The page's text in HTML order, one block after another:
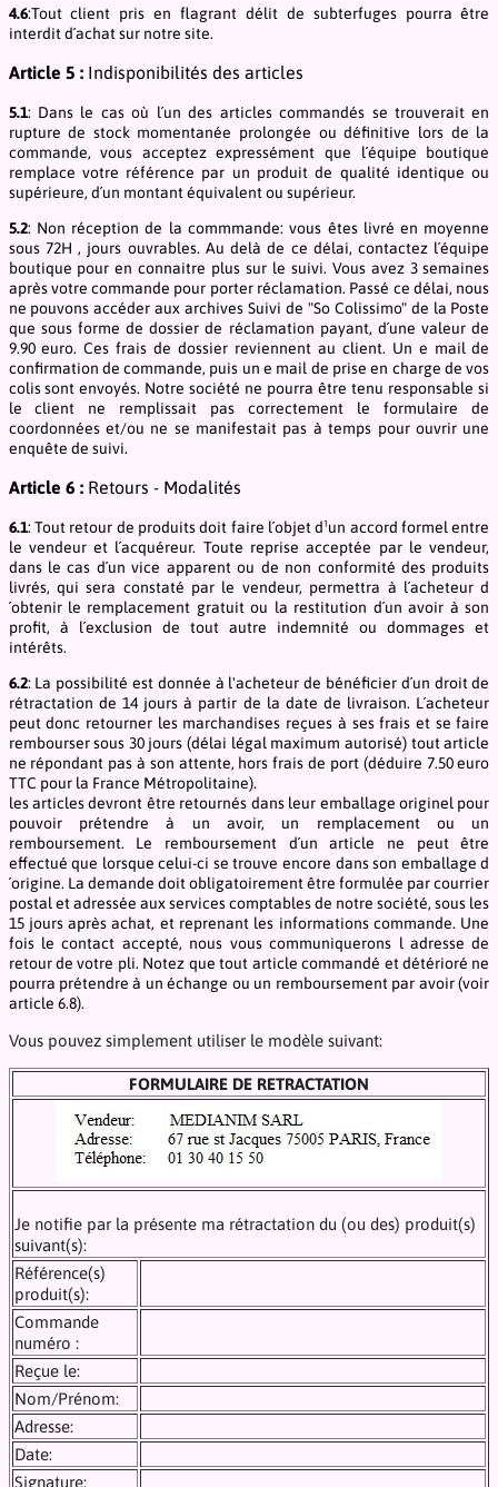
4.6:Tout client pris en flagrant délit de subterfuges pourra être
interdit d´achat sur notre site.
Article 5 :Indisponibilités des articles
5.1: Dans le cas où l´un des articles commandés se trouverait en
rupture de stock momentanée prolongée ou définitive lors de la
commande, vous acceptez expressément que l´équipe boutique
remplace votre référence par un produit de qualité identique ou
supérieure, d´un montant équivalent ou supérieur.
5.2: Non réception de la commmande: vous êtes livré en moyenne
sous 72H , jours ouvrables. Au delà de ce délai, contactez l´équipe
boutique pour en connaitre plus sur le suivi. Vous avez 3 semaines
après votre commande pour porter réclamation. Passé ce délai, nous
ne pouvons accéder aux archives Suivi de "So Colissimo" de la Poste
que sous forme de dossier de réclamation payant, d´une valeur de
9.90 euro. Ces frais de dossier reviennent au client. Un e mail de
confirmation de commande, puis un e mail de prise en charge de vos
colis sont envoyés. Notre société ne pourra être tenu responsable si
le client ne remplissait pas correctement le formulaire de
coordonnées et/ou ne se manifestait pas à temps pour ouvrir une
enquête de suivi.
Article 6 :Retours - Modalités
6.1: Tout retour de produits doit faire l´objet d¹un accord formel entre
le vendeur et l´acquéreur. Toute reprise acceptée par le vendeur,
dans le cas d´un vice apparent ou de non conformité des produits
livrés, qui sera constaté par le vendeur, permettra à l´acheteur d
´obtenir le remplacement gratuit ou la restitution d´un avoir à son
profit, à l´exclusion de tout autre indemnité ou dommages et
intérêts.
6.2: La possibilité est donnée à l'acheteur de bénéficier d´un droit de
rétractation de 14 jours à partir de la date de livraison. L´acheteur
peut donc retourner les marchandises reçues à ses frais et se faire
rembourser sous 30 jours (délai légal maximum autorisé) tout article
ne répondant pas à son attente, hors frais de port (déduire 7.50 euro
TTC pour la France Métropolitaine).
les articles devront être retournés dans leur emballage originel pour
pouvoir prétendre à un avoir, un remplacement ou un
remboursement. Le remboursement d´un article ne peut être
effectué que lorsque celui-ci se trouve encore dans son emballage d
´origine. La demande doit obligatoirement être formulée par courrier
postal et adressée aux services comptables de notre société, sous les
15 jours après achat, et reprenant les informations commande. Une
fois le contact accepté, nous vous communiquerons l adresse de
retour de votre pli. Notez que tout article commandé et détérioré ne
pourra prétendre à un échange ou un remboursement par avoir (voir
article 6.8).
Vous pouvez simplement utiliser le modèle suivant:
FORMULAIRE DE RETRACTATION
Je notifie par la présente ma rétractation du (ou des) produit(s)
suivant(s):
Référence(s)
produit(s):
Commande
numéro :
Reçue le:
Nom/Prénom:
Adresse:
Date:
Signature: